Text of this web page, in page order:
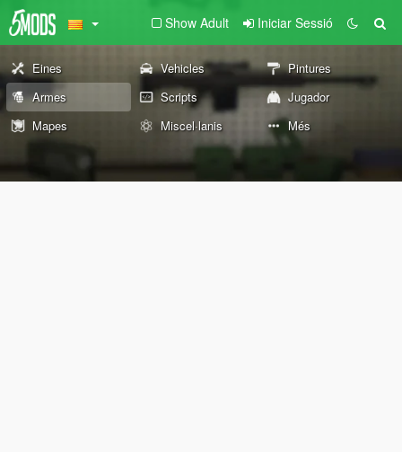
Show Adult Iniciar Sessió
Eines Vehicles
Pintures
Armes
Scripts
Jugador
Mapes
Miscel·lanis Més